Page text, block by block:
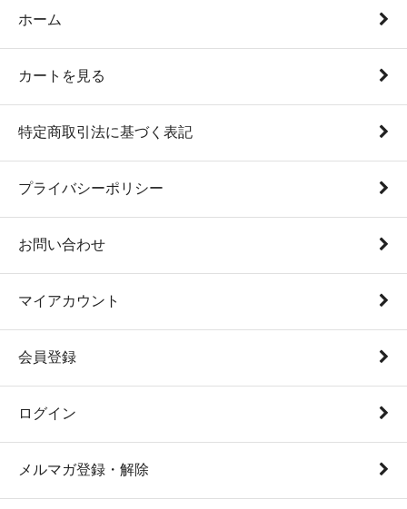
ホーム
カートを見る
特定商取引法に基づく表記
プライバシーポリシー
お問い合わせ
マイアカウント
会員登録
ログイン
メルマガ登録・解除